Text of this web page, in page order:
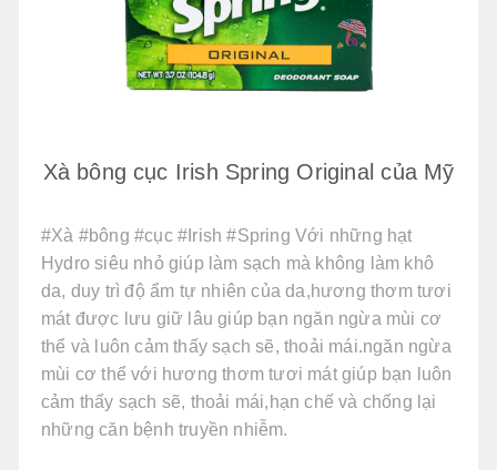
Xà bông cục Irish Spring Original của Mỹ
#Xà #bông #cục #Irish #Spring Với những hạt
Hydro siêu nhỏ giúp làm sạch mà không làm khô
da, duy trì độ ẩm tự nhiên của da,hương thơm tươi
mát được lưu giữ lâu giúp bạn ngăn ngừa mùi cơ
thể và luôn cảm thấy sạch sẽ, thoải mái.ngăn ngừa
mùi cơ thể với hương thơm tươi mát giúp bạn luôn
cảm thấy sạch sẽ, thoải mái,hạn chế và chống lại
những căn bệnh truyền nhiễm.